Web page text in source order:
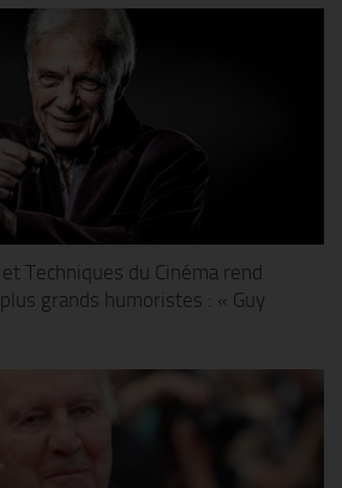
et Techniques du Cinéma rend
grands humoristes : « Guy